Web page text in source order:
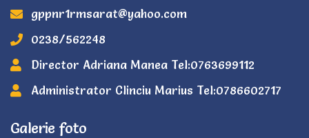
gppnr1rmsarat@yahoo.com
0238/562248
Director Adriana Manea Tel:0763699112
Administrator Clinciu Marius Tel:0786602717
Galerie foto